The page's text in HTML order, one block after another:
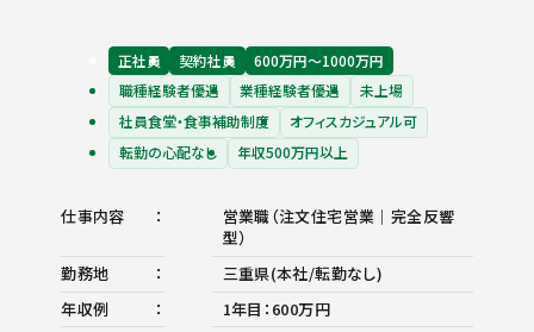
正社員 契約社員
600万円〜1000万円
職種経験者優遇
業種経験者優遇
未上場
社員食堂・食事補助制度
オフィスカジュアル可
転勤の心配なし
年収500万円以上
仕事内容
営業職（注文住宅営業｜完全反響
型）
勤務地
三重県(本社/転勤なし)
年収例
1年目：600万円